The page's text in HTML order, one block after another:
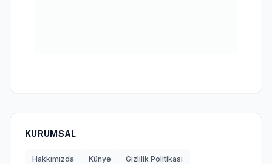
KURUMSAL
Hakkımızda Künye Gizlilik Politikası